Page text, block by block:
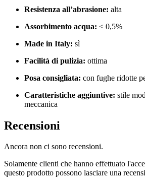
Resistenza all’abrasione: alta
Assorbimento acqua: < 0,5%
Made in Italy: sì
Facilità di pulizia: ottima
Posa consigliata: con fughe ridotte
Caratteristiche aggiuntive: stile
meccanica
Recensioni
Ancora non ci sono recensioni.
Solamente clienti che hanno effettuato
questo prodotto possono lasciare una